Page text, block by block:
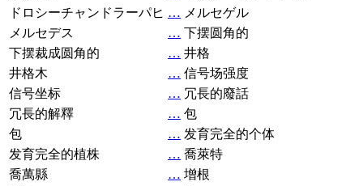
ドロシーチャンドラーパヒ … メルセゲル
メルセデス
… 下摆圆角的
下摆裁成圆角的
… 井格
井格木
… 信号场强度
信号坐标
… 冗長的廢話
冗長的解釋
… 包
包
… 发育完全的个体
发育完全的植株
… 喬萊特
喬萬縣
… 增根